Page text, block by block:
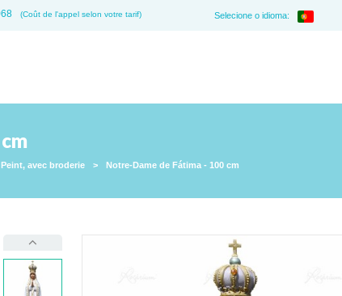
(Coût de l'appel selon votre tarif) Selecione o idioma:
Peint, avec broderie > Notre-Dame de Fátima - 100 cm